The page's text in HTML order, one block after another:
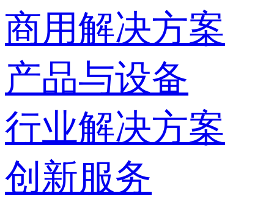
商用解决方案
产品与设备
行业解决方案
创新服务